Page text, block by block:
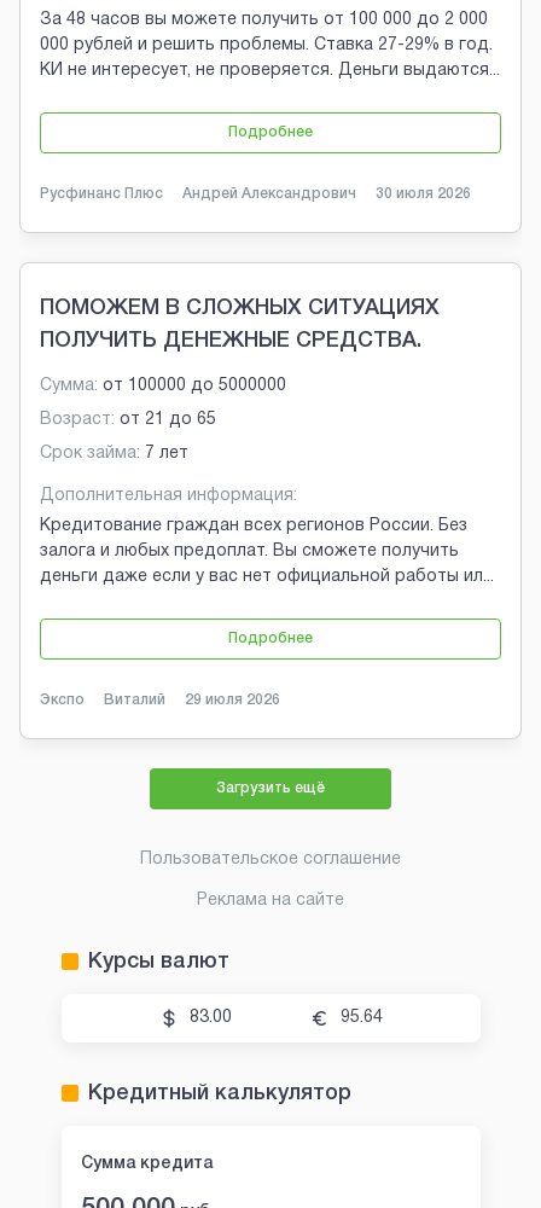
За 48 часов вы можете получить от 100 000 до 2 000
000 рублей и решить проблемы. Ставка 27-29% в год.
КИ не интересует, не проверяется. Деньги выдаются...
Подробнее
Русфинанс Плюс Андрей Александрович 30 июля 2026
ПОМОЖЕМ В СЛОЖНЫХ СИТУАЦИЯХ
ПОЛУЧИТЬ ДЕНЕЖНЫЕ СРЕДСТВА.
Сумма: от 100000 до 5000000
Возраст: от 21 до 65
Срок займа: 7 лет
Дополнительная информация:
Кредитование граждан всех регионов России. Без
залога и любых предоплат. Вы сможете получить
деньги даже если у вас нет официальной работы ил...
Подробнее
Экспо Виталий 29 июля 2026
Загрузить ещё
Пользовательское соглашение
Реклама на сайте
Курсы валют
83.00 95.64
Кредитный калькулятор
Сумма кредита